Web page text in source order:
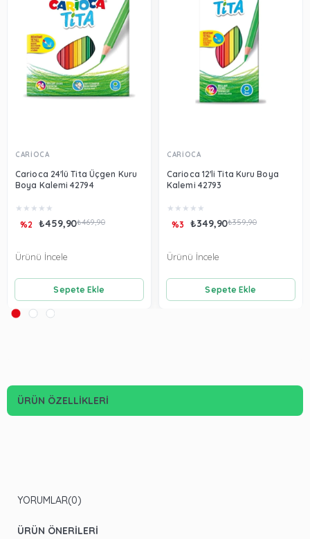
CARİOCA
Carioca 24'lü Tita Üçgen Kuru
Boya Kalemi 42794
★ ★ ★ ★ ★
₺459,90₺469,90
%2
Sepete Ekle
Ürünü İncele
CARİOCA
Carioca 12'li Tita Kuru Boya
Kalemi 42793
★ ★ ★ ★ ★
₺349,90₺359,90
%3
Sepete Ekle
Ürünü İncele
ÜRÜN ÖZELLIKLERI
YORUMLAR(0)
ÜRÜN ÖNERILERI